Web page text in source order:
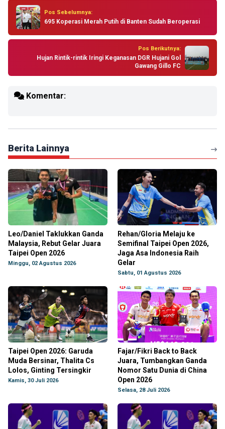
Pos Sebelumnya:
695 Koperasi Merah Putih di Banten Sudah Beroperasi
Pos Berikutnya:
Hujan Rintik-rintik Iringi Keganasan DGR Hujani Gol
Gawang Gillo FC
Komentar:
Berita Lainnya
Leo/Daniel Taklukkan Ganda
Malaysia, Rebut Gelar Juara
Taipei Open 2026
Minggu, 02 Agustus 2026
Rehan/Gloria Melaju ke
Semifinal Taipei Open 2026,
Jaga Asa Indonesia Raih
Gelar
Sabtu, 01 Agustus 2026
Taipei Open 2026: Garuda
Muda Bersinar, Thalita Cs
Lolos, Ginting Tersingkir
Kamis, 30 Juli 2026
Fajar/Fikri Back to Back
Juara, Tumbangkan Ganda
Nomor Satu Dunia di China
Open 2026
Selasa, 28 Juli 2026